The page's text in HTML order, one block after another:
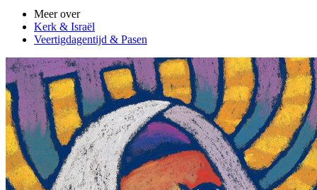
Meer over
Kerk & Israël
Veertigdagentijd & Pasen